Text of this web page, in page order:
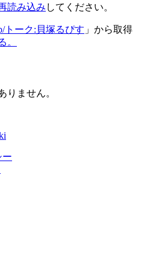
読み込み してください。
トーク:貝塚るぴす 」から取得
。
りません。
ー